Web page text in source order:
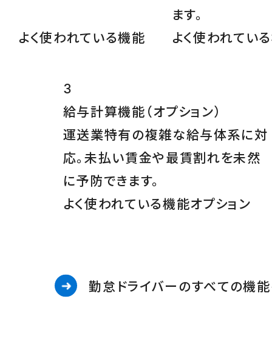
よく使われている機能
ます。
よく使われてい
3
給与計算機能 （オプション）
運送業特有の複雑な給与体系に対
応。未払い賃金や最賃割れを未然
に予防できます。
よく使われている機能オプション
勤怠ドライバーのすべての機